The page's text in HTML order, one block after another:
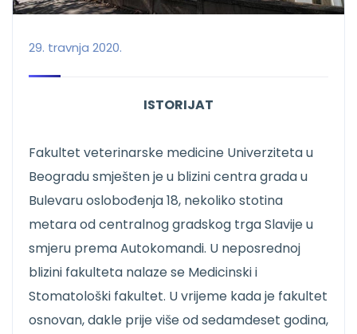
29. travnja 2020.
ISTORIJAT
Fakultet veterinarske medicine Univerziteta u
Beogradu smješten je u blizini centra grada u
Bulevaru oslobođenja 18, nekoliko stotina
metara od centralnog gradskog trga Slavije u
smjeru prema Autokomandi. U neposrednoj
blizini fakulteta nalaze se Medicinski i
Stomatološki fakultet. U vrijeme kada je fakultet
osnovan, dakle prije više od sedamdeset godina,